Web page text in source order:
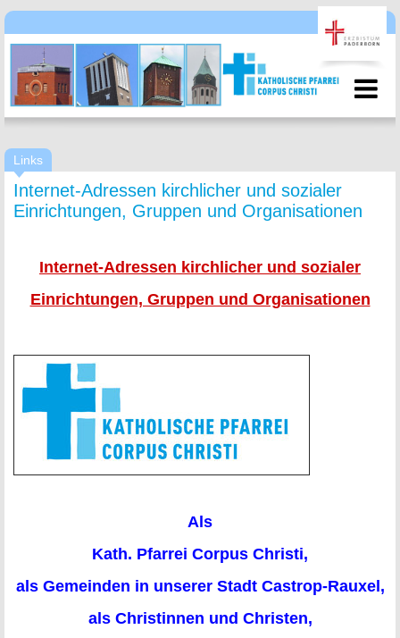
Links
Internet-Adressen kirchlicher und sozialer
Einrichtungen, Gruppen und Organisationen
Internet-Adressen kirchlicher und sozialer
Einrichtungen, Gruppen und Organisationen
Als
Kath. Pfarrei Corpus Christi,
als Gemeinden in unserer Stadt Castrop-Rauxel,
als Christinnen und Christen,